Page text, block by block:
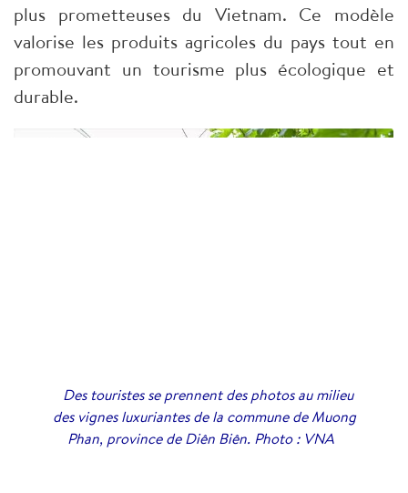
plus prometteuses du Vietnam. Ce modèle
valorise les produits agricoles du pays tout en
promouvant un tourisme plus écologique et
durable.
Des touristes se prennent des photos au milieu
des vignes luxuriantes de la commune de Muong
Phan, province de Diên Biên. Photo : VNA